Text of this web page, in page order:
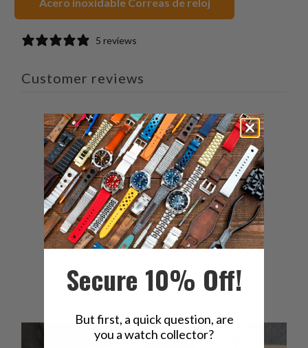
5 reviews
Customer reviews
4.8 / 55 reviews
5 80%
4
20%
3
0%
0
Secure 10% Off!
But first, a quick question, are
you a watch collector?